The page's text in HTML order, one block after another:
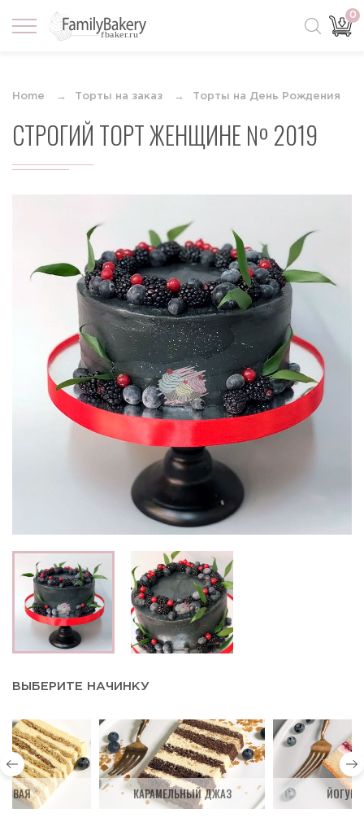
0
Home Торты на заказ Торты на День Рождения
СТРОГИЙ ТОРТ ЖЕНЩИНЕ № 2019
ВЫБЕРИТЕ НАЧИНКУ
КАРАМЕЛЬНЫЙ ДЖАЗ